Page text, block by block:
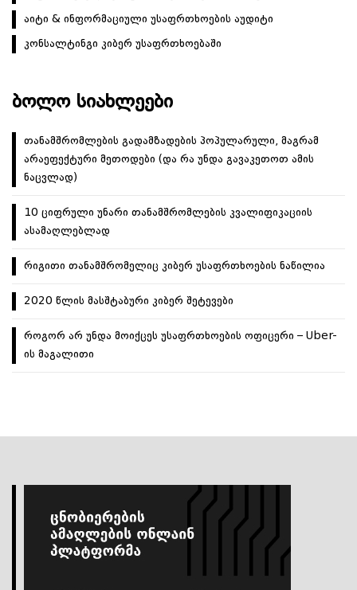
აიტი & ინფორმაციული უსაფრთხოების აუდიტი
კონსალტინგი კიბერ უსაფრთხოებაში
ᲑᲝᲚᲝ ᲡᲘᲐᲮᲚᲔᲔᲑᲘ
თანამშრომლების გადამზადების პოპულარული, მაგრამ
არაეფექტური მეთოდები (და რა უნდა გავაკეთოთ ამის
ნაცვლად)
10 ციფრული უნარი თანამშრომლების კვალიფიკაციის
ასამაღლებლად
რიგითი თანამშრომელიც კიბერ უსაფრთხოების ნაწილია
2020 წლის მასშტაბური კიბერ შეტევები
როგორ არ უნდა მოიქცეს უსაფრთხოების ოფიცერი – Uber-
ის მაგალითი